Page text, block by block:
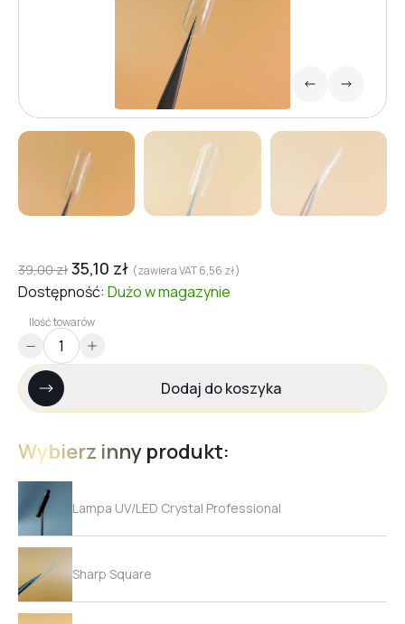
39,00zł 35,10 zł (zawiera VAT6,56 zł)
Dostępność: Dużow magazynie
Ilość towarów
Dodaj do koszyka
Wybierz inny produkt:
Lampa UV/LED Crystal Professional
Sharp Square